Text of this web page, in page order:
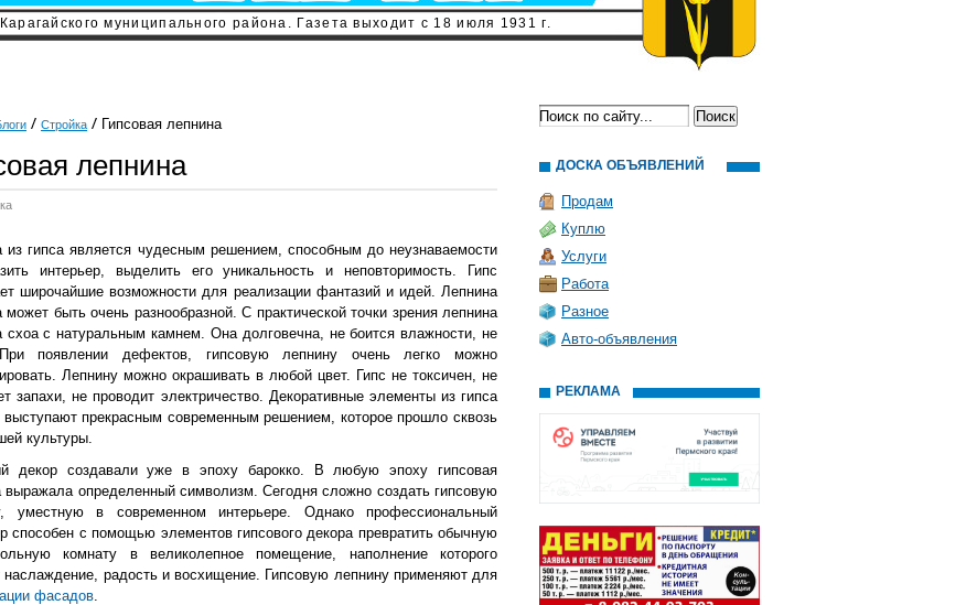
муниципального района. Газета выходит с 18 июля 1931 г.
Стройка Гипсовая лепнина
лепнина
из гипса является чудесным решением, способным до неузнаваемости
интерьер, выделить его уникальность и неповторимость. Гипс
широчайшие возможности для реализации фантазий и идей. Лепнина
может быть очень разнообразной. С практической точки зрения лепнина
схоа с натуральным камнем. Она долговечна, не боится влажности, не
появлении дефектов, гипсовую лепнину очень легко можно
Лепнину можно окрашивать в любой цвет. Гипс не токсичен, не
запахи, не проводит электричество. Декоративные элементы из гипса
выступают прекрасным современным решением, которое прошло сквозь
культуры.
декор создавали уже в эпоху барокко. В любую эпоху гипсовая
выражала определенный символизм. Сегодня сложно создать гипсовую
уместную в современном интерьере. Однако профессиональный
способен с помощью элементов гипсового декора превратить обычную
комнату в великолепное помещение, наполнение которого
наслаждение, радость и восхищение. Гипсовую лепнину применяют для
фасадов.
ДОСКА ОБЪЯВЛЕНИЙ
Продам
Куплю
Услуги
Работа
Разное
Авто-объявления
РЕКЛАМА